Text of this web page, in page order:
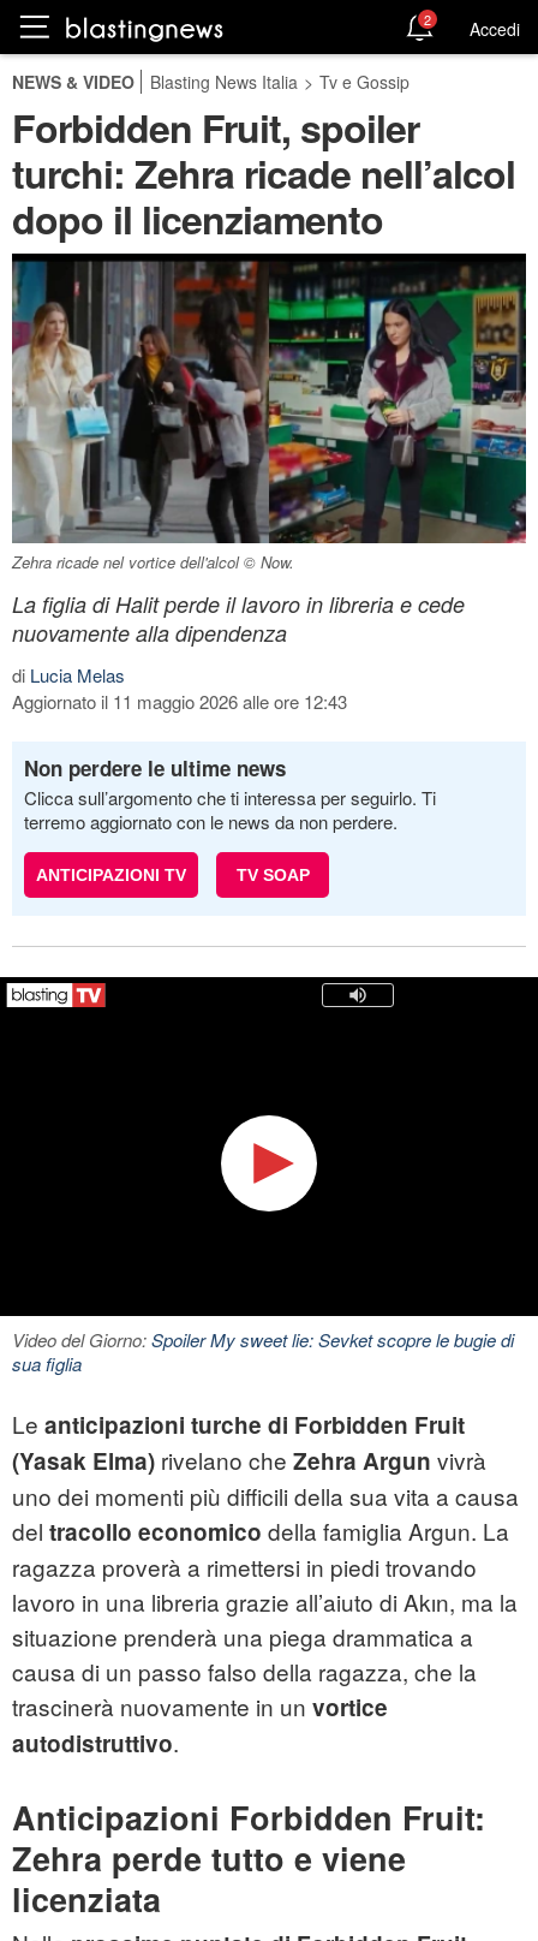
2 Accedi
NEWS & VIDEO Blasting News Italia > Tv e Gossip
Forbidden Fruit, spoiler
turchi: Zehra ricade nell’alcol
dopo il licenziamento
Zehra ricade nel vortice dell'alcol © Now.
La figlia di Halit perde il lavoro in libreria e cede
nuovamente alla dipendenza
di Lucia Melas
Aggiornato il 11 maggio 2026 alle ore 12:43
Non perdere le ultime news
Clicca sull’argomento che ti interessa per seguirlo. Ti
terremo aggiornato con le news da non perdere.
ANTICIPAZIONI TV TV SOAP
Video del Giorno:Spoiler My sweet lie: Sevket scopre le bugie di
sua figlia
Le anticipazioni turche di Forbidden Fruit
(Yasak Elma) rivelano che Zehra Argun vivrà
uno dei momenti più difficili della sua vita a causa
del tracollo economico della famiglia Argun. La
ragazza proverà a rimettersi in piedi trovando
lavoro in una libreria grazie all’aiuto di Akın, ma la
situazione prenderà una piega drammatica a
causa di un passo falso della ragazza, che la
trascinerà nuovamente in un vortice
autodistruttivo.
Anticipazioni Forbidden Fruit:
Zehra perde tutto e viene
licenziata